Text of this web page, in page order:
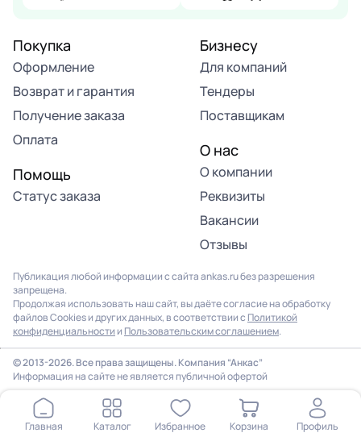
Покупка
Оформление
Возврат и гарантия
Получение заказа
Оплата
Помощь
Статус заказа
Бизнесу
Для компаний
Тендеры
Поставщикам
О нас
О компании
Реквизиты
Вакансии
Отзывы
Публикация любой информации с сайта ankas.ru без разрешения
запрещена.
Продолжая использовать наш сайт, вы даёте согласие на обработку
файлов Cookies и других данных, в соответствии с Политикой
конфиденциальности и Пользовательским соглашением.
© 2013-2026. Все права защищены. Компания “Анкас”
Информация на сайте не является публичной офертой
Главная Каталог Избранное Корзина Профиль